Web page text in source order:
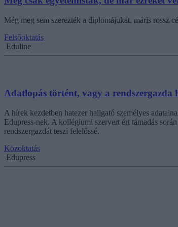
Még meg sem szerezték a diplomájukat, máris rossz
Felsőoktatás
Eduline
Adatlopás történt, vagy a rendszergazda
A hírek kezdetben hatezer hallgató személyes
Edupress-nek. A kollégiumi szervert ért támadás
rendszergazdát teszi felelőssé.
Közoktatás
Edupress